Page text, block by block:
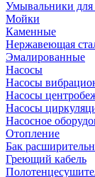
Умывальники для
Мойки
Каменные
Нержавеющая
Эмалированные
Насосы
Насосы
Насосы
Насосы
Насосное
Отопление
Бак
Греющий кабель